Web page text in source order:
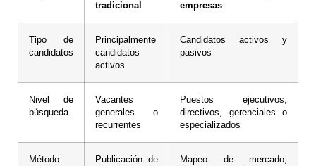
tradicional
empresas
Tipo de
candidatos
Principalmente
candidatos
activos
Candidatos activos y
pasivos
Nivel de
búsqueda
Vacantes
generales o
recurrentes
Puestos ejecutivos,
directivos, gerenciales o
especializados
Método
Publicación de
Mapeo de mercado,